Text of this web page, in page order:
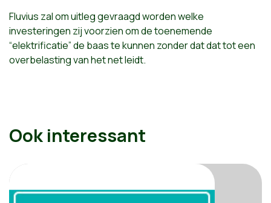
Fluvius zal om uitleg gevraagd worden welke
investeringen zij voorzien om de toenemende
“elektrificatie” de baas te kunnen zonder dat dat tot een
overbelasting van het net leidt.
Ook interessant